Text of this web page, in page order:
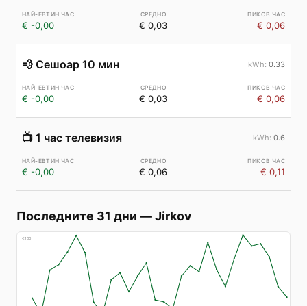
€ -0,00 € 0,03 € 0,06
💨 Сешоар 10 мин 0.33
€ -0,00 € 0,03 € 0,06
📺 1 час телевизия 0.6
€ -0,00 € 0,06 € 0,11
Последните 31 дни —Jirkov
€160